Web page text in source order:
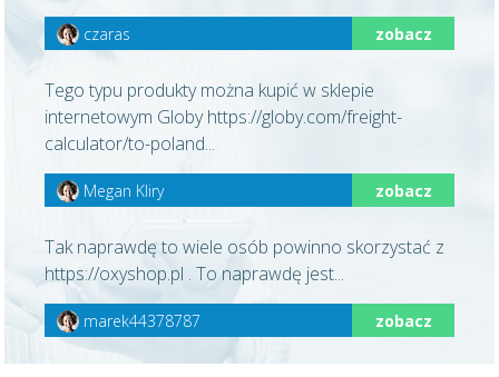
czaras zobacz
Tego typu produkty można kupić w sklepie
internetowym Globy https://globy.com/freight-
calculator/to-poland...
Megan Kliry zobacz
Tak naprawdę to wiele osób powinno skorzystać z
https://oxyshop.pl . To naprawdę jest...
marek44378787 zobacz